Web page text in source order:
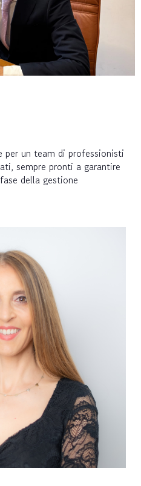
per un team di professionisti
sempre pronti a garantire
della gestione